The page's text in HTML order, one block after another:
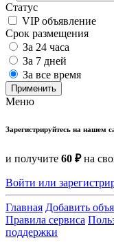
Статус
VIP объявление
Срок размещения
За 24 часа
За 7 дней
За все время
Применить
Меню
Зарегистрируйтесь на нашем
и получите 60 ₽на
Войти или
Главная Добавить
Правила сервиса
поддержки